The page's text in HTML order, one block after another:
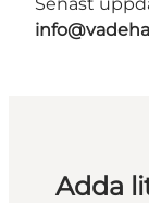
Adda